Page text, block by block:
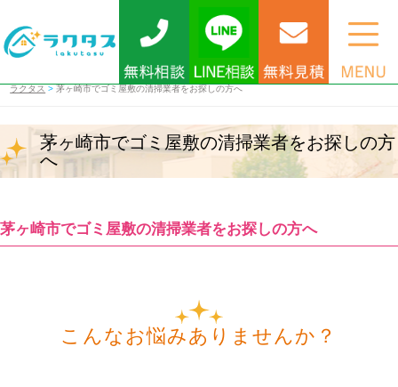
ラクタス >茅ヶ崎市でゴミ屋敷の清掃業者をお探しの方へ
茅ヶ崎市でゴミ屋敷の清掃業者をお探しの方
へ
茅ヶ崎市でゴミ屋敷の清掃業者をお探しの方へ
こんなお悩みありませんか？